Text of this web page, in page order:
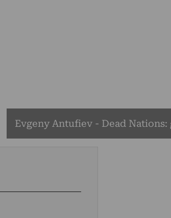
Evgeny Antufiev - Dead